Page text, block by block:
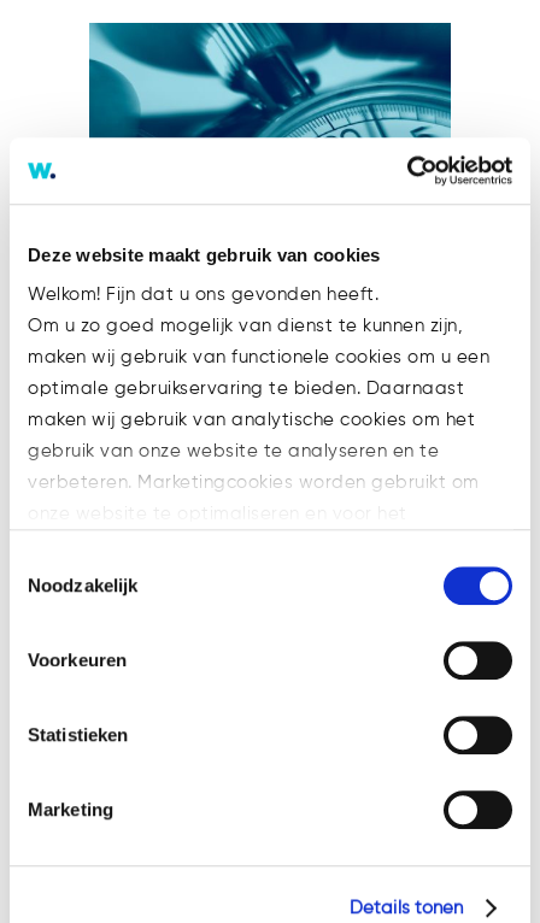
Deze website maakt gebruik van cookies
Welkom! Fijn dat u ons gevonden heeft.
Om u zo goed mogelijk van dienst te kunnen zijn,
maken wij gebruik van functionele cookies om u een
optimale gebruikservaring te bieden. Daarnaast
maken wij gebruik van analytische cookies om het
gebruik van onze website te analyseren en te
verbeteren. Marketingcookies worden gebruikt om
Welke cookies wij gebruiken, ziet u in de cookiebalk
hieronder. Mocht u meer informatie willen over onze
op: https://watsonlaw.nl/privacy/
Noodzakelijk
Voorkeuren
Statistieken
Marketing
Details tonen